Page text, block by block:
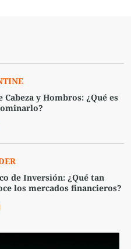
Cabeza y Hombros: ¿Qué es
de Inversión: ¿Qué tan
los mercados financieros?